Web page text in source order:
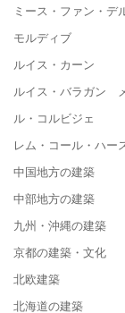
ミース・ファン・
モルディブ
ルイス・カーン
ルイス・バラガン
ル・コルビジェ
レム・コール・ハー
中国地方の建築
中部地方の建築
九州・沖縄の建築
京都の建築・文化
北欧建築
北海道の建築